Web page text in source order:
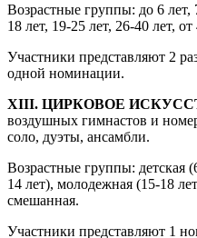
Возрастные группы: до 6 лет,
18 лет, 19-25 лет, 26-40 лет,
Участники представляют 2
одной номинации.
XIII. ЦИРКОВОЕ
воздушных гимнастов и
соло, дуэты, ансамбли.
Возрастные группы: детская
14 лет), молодежная (15-18
смешанная.
Участники представляют 1